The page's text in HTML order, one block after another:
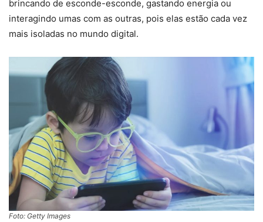
brincando de esconde-esconde, gastando energia ou
interagindo umas com as outras, pois elas estão cada vez
mais isoladas no mundo digital.
Foto: Getty Images